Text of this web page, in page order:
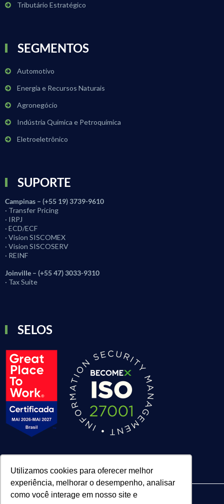
Utilizamos cookies para oferecer melhor
experiência, melhorar o desempenho, analisar
como você interage em nosso site e
Tributário Estratégico
SEGMENTOS
Automotivo
Energia e Recursos Naturais
Agronegócio
Indústria Química e Petroquímica
Eletroeletrônico
SUPORTE
Campinas – (+55 19) 3739-9610
· Transfer Pricing
· IRPJ
· ECD/ECF
· Vision SISCOMEX
· Vision SISCOSERV
· REINF
Joinville – (+55 47) 3033-9310
· Tax Suite
SELOS